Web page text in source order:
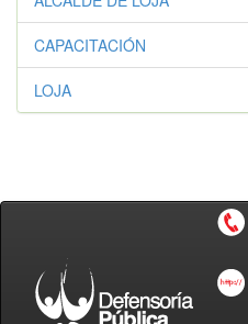
CAPACITACIÓN
LOJA